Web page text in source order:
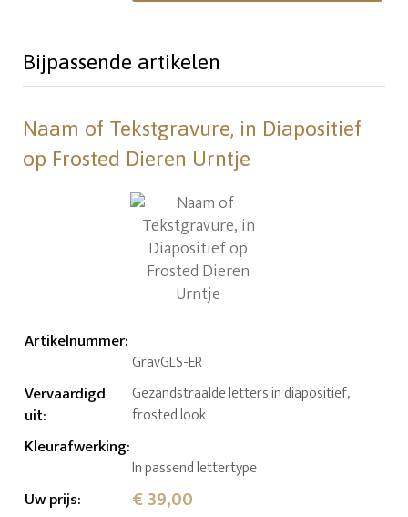
Bijpassende artikelen
Naam of Tekstgravure, in Diapositief
op Frosted Dieren Urntje
Artikelnummer:
GravGLS-ER
Vervaardigd
uit:
Gezandstraalde letters in diapositief,
frosted look
Kleurafwerking:
In passend lettertype
Uw prijs: € 39,00